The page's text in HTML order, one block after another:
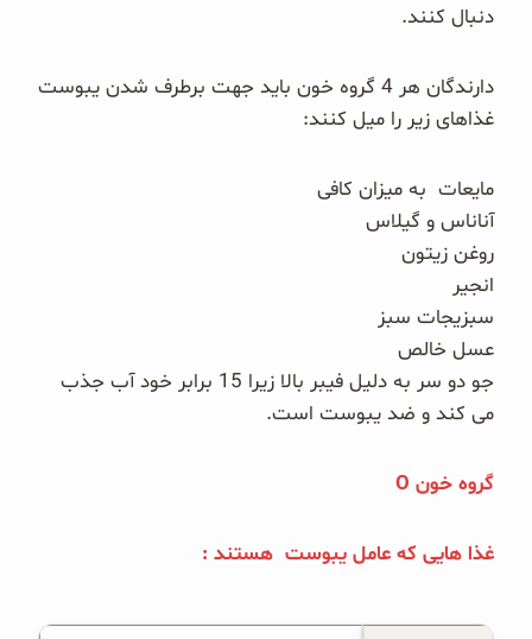
دنبال کنند.
دارندگان هر 4 گروه خون باید جهت برطرف شدن یبوست
غذاهای زیر را میل کنند:
مایعات به میزان کافی
آناناس و گیلاس
روغن زیتون
انجیر
سبزیجات سبز
عسل خالص
جو دو سر به دلیل فیبر بالا زیرا 15 برابر خود آب جذب
می کند و ضد یبوست است.
گروه خون O
غذا هایی که عامل یبوست هستند :